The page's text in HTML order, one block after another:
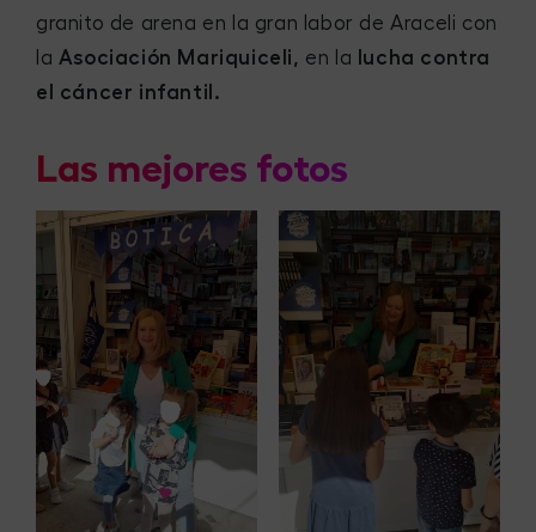
granito de arena en la gran labor de Araceli con
la Asociación Mariquiceli, en la lucha contra
el cáncer infantil.
Las mejores fotos